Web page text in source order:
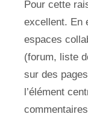
Pour cette
excellent. En
espaces
(forum, liste
sur des
l’élément